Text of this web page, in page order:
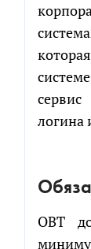
логина
OBT